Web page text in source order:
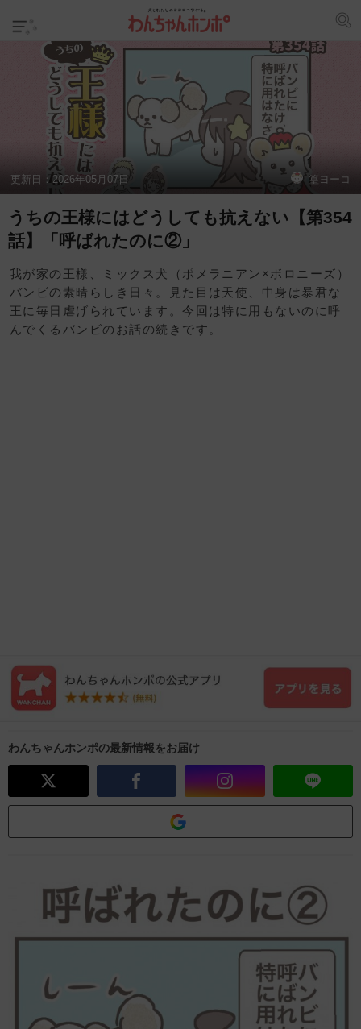
更新日： 2026年05月07日 篁ヨーコ
うちの王様にはどうしても抗えない【第354
話】「呼ばれたのに②」
我が家の王様、ミックス犬（ポメラニアン×ボロニーズ）
バンビの素晴らしき日々。見た目は天使、中身は暴君な
王に毎日虐げられています。今回は特に用もないのに呼
んでくるバンビのお話の続きです。
わんちゃんホンポの最新情報をお届け